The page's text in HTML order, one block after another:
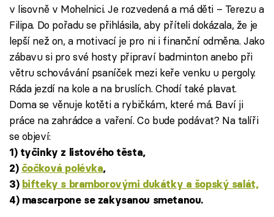
v lisovně v Mohelnici. Je rozvedená a má děti – Terezu a
Filipa. Do pořadu se přihlásila, aby příteli dokázala, že je
lepší než on, a motivací je pro ni i finanční odměna. Jako
zábavu si pro své hosty připraví badminton anebo při
větru schovávání psaníček mezi keře venku u pergoly.
Ráda jezdí na kole a na bruslích. Chodí také plavat.
Doma se věnuje kotěti a rybičkám, které má. Baví ji
práce na zahrádce a vaření. Co bude podávat? Na talíři
se objeví:
1) tyčinky z listového těsta,
2) čočková polévka,
3) bifteky s bramborovými dukátky a šopský salát,
4) mascarpone se zakysanou smetanou.